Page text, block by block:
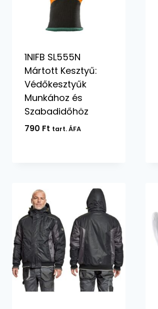
1NIFB SL555N
Mártott Kesztyű:
Védőkesztyűk
Munkához és
Szabadidőhöz
790 Ft tart. ÁFA